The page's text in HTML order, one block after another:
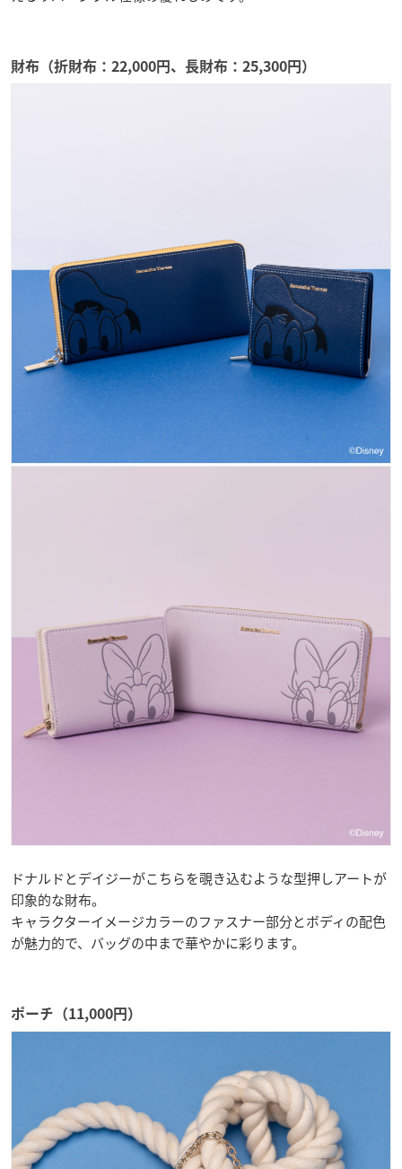
財布（折財布：22,000円、長財布：25,300円）
ドナルドとデイジーがこちらを覗き込むような型押しアートが
印象的な財布。
キャラクターイメージカラーのファスナー部分とボディの配色
が魅力的で、バッグの中まで華やかに彩ります。
ポーチ（11,000円）